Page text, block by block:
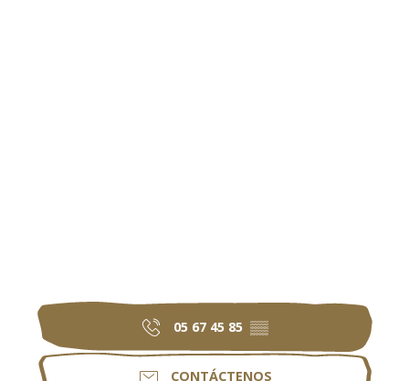
05 67 45 85 ▒▒
CONTÁCTENOS